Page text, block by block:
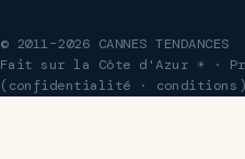
© 2011–2026 CANNES TENDANCES
Fait sur la Côte d'Azur ☀ ·
( confidentialité · conditions )